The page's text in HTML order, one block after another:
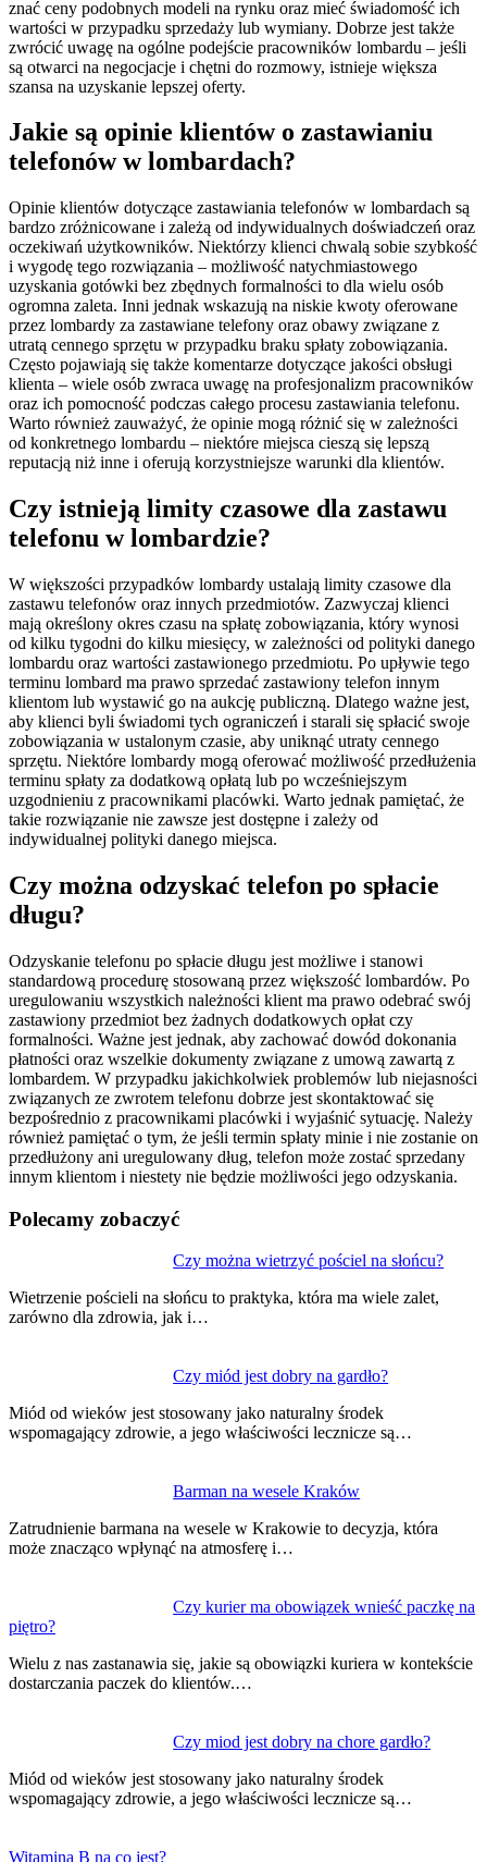
znać ceny podobnych modeli na rynku oraz mieć świadomość ich
wartości w przypadku sprzedaży lub wymiany. Dobrze jest także
zwrócić uwagę na ogólne podejście pracowników lombardu – jeśli
są otwarci na negocjacje i chętni do rozmowy, istnieje większa
szansa na uzyskanie lepszej oferty.
Jakie są opinie klientów o zastawianiu
telefonów w lombardach?
Opinie klientów dotyczące zastawiania telefonów w lombardach są
bardzo zróżnicowane i zależą od indywidualnych doświadczeń oraz
oczekiwań użytkowników. Niektórzy klienci chwalą sobie szybkość
i wygodę tego rozwiązania – możliwość natychmiastowego
uzyskania gotówki bez zbędnych formalności to dla wielu osób
ogromna zaleta. Inni jednak wskazują na niskie kwoty oferowane
przez lombardy za zastawiane telefony oraz obawy związane z
utratą cennego sprzętu w przypadku braku spłaty zobowiązania.
Często pojawiają się także komentarze dotyczące jakości obsługi
klienta – wiele osób zwraca uwagę na profesjonalizm pracowników
oraz ich pomocność podczas całego procesu zastawiania telefonu.
Warto również zauważyć, że opinie mogą różnić się w zależności
od konkretnego lombardu – niektóre miejsca cieszą się lepszą
reputacją niż inne i oferują korzystniejsze warunki dla klientów.
Czy istnieją limity czasowe dla zastawu
telefonu w lombardzie?
W większości przypadków lombardy ustalają limity czasowe dla
zastawu telefonów oraz innych przedmiotów. Zazwyczaj klienci
mają określony okres czasu na spłatę zobowiązania, który wynosi
od kilku tygodni do kilku miesięcy, w zależności od polityki danego
lombardu oraz wartości zastawionego przedmiotu. Po upływie tego
terminu lombard ma prawo sprzedać zastawiony telefon innym
klientom lub wystawić go na aukcję publiczną. Dlatego ważne jest,
aby klienci byli świadomi tych ograniczeń i starali się spłacić swoje
zobowiązania w ustalonym czasie, aby uniknąć utraty cennego
sprzętu. Niektóre lombardy mogą oferować możliwość przedłużenia
terminu spłaty za dodatkową opłatą lub po wcześniejszym
uzgodnieniu z pracownikami placówki. Warto jednak pamiętać, że
takie rozwiązanie nie zawsze jest dostępne i zależy od
indywidualnej polityki danego miejsca.
Czy można odzyskać telefon po spłacie
długu?
Odzyskanie telefonu po spłacie długu jest możliwe i stanowi
standardową procedurę stosowaną przez większość lombardów. Po
uregulowaniu wszystkich należności klient ma prawo odebrać swój
zastawiony przedmiot bez żadnych dodatkowych opłat czy
formalności. Ważne jest jednak, aby zachować dowód dokonania
płatności oraz wszelkie dokumenty związane z umową zawartą z
lombardem. W przypadku jakichkolwiek problemów lub niejasności
związanych ze zwrotem telefonu dobrze jest skontaktować się
bezpośrednio z pracownikami placówki i wyjaśnić sytuację. Należy
również pamiętać o tym, że jeśli termin spłaty minie i nie zostanie on
przedłużony ani uregulowany dług, telefon może zostać sprzedany
innym klientom i niestety nie będzie możliwości jego odzyskania.
Polecamy zobaczyć
Czy można wietrzyć pościel na słońcu?
Wietrzenie pościeli na słońcu to praktyka, która ma wiele zalet,
zarówno dla zdrowia, jak i…
Czy miód jest dobry na gardło?
Miód od wieków jest stosowany jako naturalny środek
wspomagający zdrowie, a jego właściwości lecznicze są…
Barman na wesele Kraków
Zatrudnienie barmana na wesele w Krakowie to decyzja, która
może znacząco wpłynąć na atmosferę i…
Czy kurier ma obowiązek wnieść paczkę na
piętro?
Wielu z nas zastanawia się, jakie są obowiązki kuriera w kontekście
dostarczania paczek do klientów.…
Czy miod jest dobry na chore gardło?
Miód od wieków jest stosowany jako naturalny środek
wspomagający zdrowie, a jego właściwości lecznicze są…
wpisu
Witamina B na co jest?